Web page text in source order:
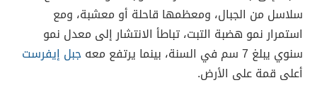
سلاسل من الجبال، ومعظمها قاحلة أو معشبة، ومع
استمرار نمو هضبة التبت، تباطأ الانتشار إلى معدل نمو
سنوي يبلغ 7 سم في السنة، بينما يرتفع معه
جبل إيفرست
أعلى قمة على الأرض.